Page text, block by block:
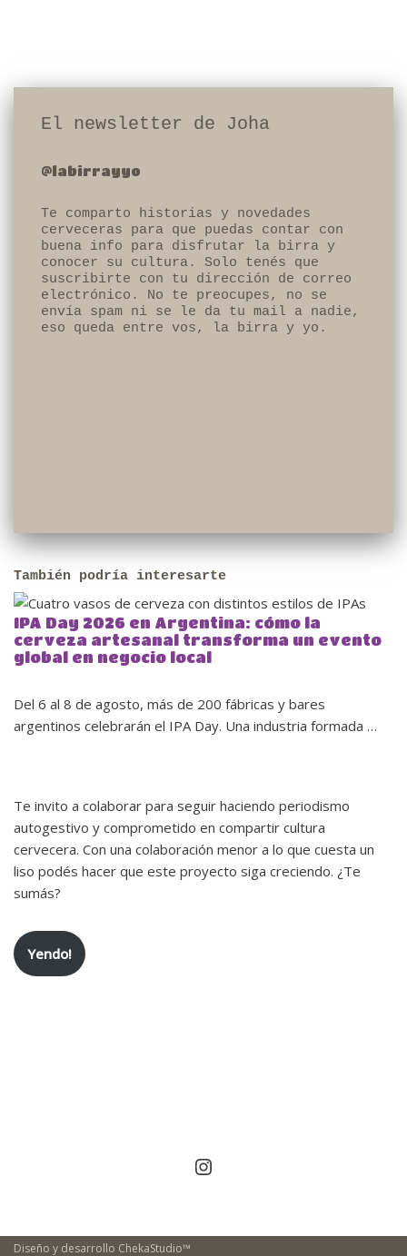
El newsletter de Joha
@labirrayyo
Te comparto historias y novedades
cerveceras para que puedas contar con
buena info para disfrutar la birra y
conocer su cultura. Solo tenés que
suscribirte con tu dirección de correo
electrónico. No te preocupes, no se
envía spam ni se le da tu mail a nadie,
eso queda entre vos, la birra y yo.
También podría interesarte
IPA Day 2026 en Argentina: cómo la
cerveza artesanal transforma un evento
global en negocio local
Del 6 al 8 de agosto, más de 200 fábricas y bares
argentinos celebrarán el IPA Day. Una industria formada …
Te invito a colaborar para seguir haciendo periodismo
autogestivo y comprometido en compartir cultura
cervecera. Con una colaboración menor a lo que cuesta un
liso podés hacer que este proyecto siga creciendo. ¿Te
sumás?
Yendo!
Diseño y desarrollo ChekaStudio™